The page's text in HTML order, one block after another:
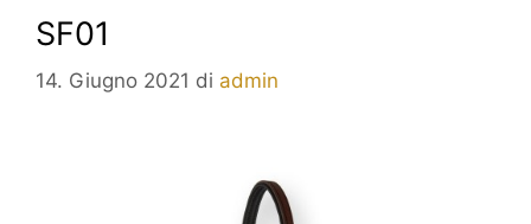
SF01
14. Giugno 2021 di admin